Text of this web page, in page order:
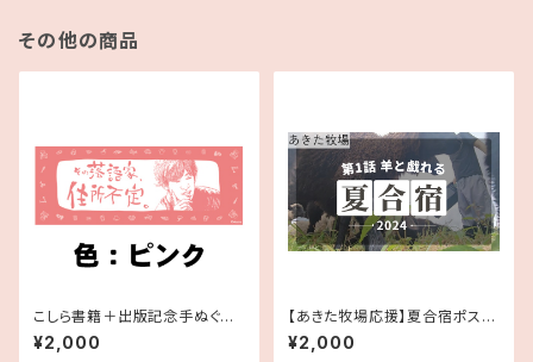
その他の商品
こしら書籍＋出版記念手ぬぐい
セット
¥2,000
【あきた牧場応援】夏合宿ポスト
カード(6枚セット)
¥2,000